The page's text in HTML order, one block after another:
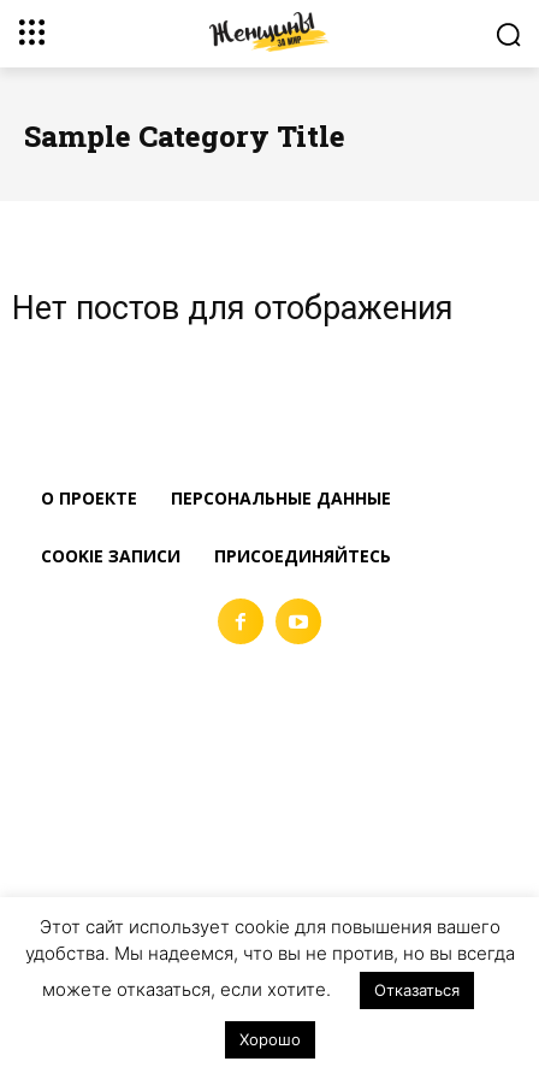
Sample Category Title
Нет постов для отображения
О ПРОЕКТЕ ПЕРСОНАЛЬНЫЕ ДАННЫЕ
COOKIE ЗАПИСИ ПРИСОЕДИНЯЙТЕСЬ
Этот сайт использует cookie для повышения вашего
удобства. Мы надеемся, что вы не против, но вы всегда
можете отказаться, если хотите.
Отказаться
Хорошо